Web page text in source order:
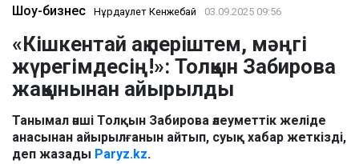
ОҚИҒА
News
Шоу-бизнес Нұрдаулет Кенжебай 03.09.2025 09:56
«Кішкентай ақ періштем, мәңгі
жүрегімдесің!»: Толқын Забирова
жақынынан айырылды
Танымал әнші Толқын Забирова әлеуметтік желіде
анасынан айырылғанын айтып, суық хабар жеткізді,
деп жазады Paryz.kz.